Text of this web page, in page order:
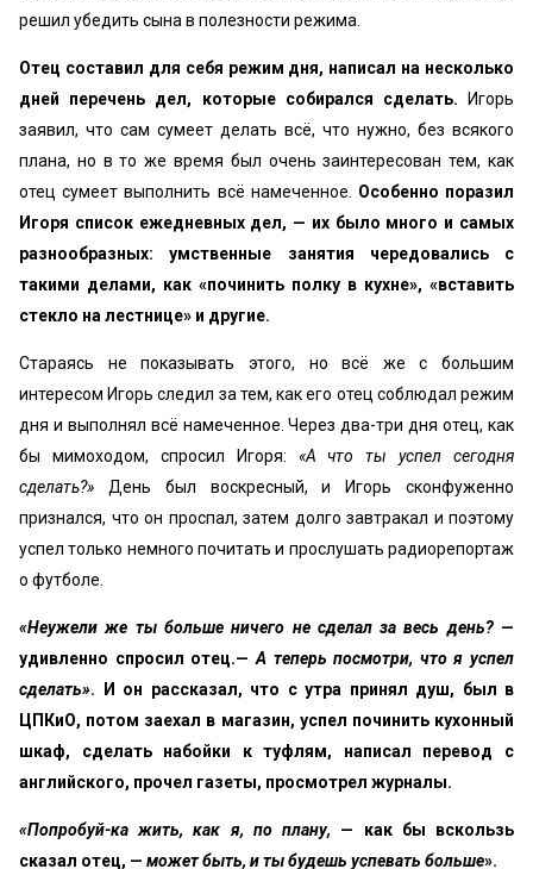
решил убедить сына в полезности режима.
Отец составил для себя режим дня, написал на несколько
дней перечень дел, которые собирался сделать. Игорь
заявил, что сам сумеет делать всё, что нужно, без всякого
плана, но в то же время был очень заинтересован тем, как
отец сумеет выполнить всё намеченное.
Осо­бенно поразил
Игоря список ежедневных дел, — их было много и самых
разнообразных: умственные занятия чередовались с
такими делами, как «починить полку в кухне», «вставить
стекло на лестнице» и другие.
Стараясь не показывать этого, но всё же с большим
интересом Игорь следил за тем, как его отец соблюдал режим
дня и выполнял всё намеченное. Через два-три дня отец, как
бы мимоходом, спросил Игоря:
«А что ты успел сегодня
сделать?» День был воскресный, и Игорь сконфуженно
признался, что он проспал, затем долго завтра­кал и поэтому
успел только немного почитать и прослу­шать радиорепортаж
о футболе.
«Неужели же ты больше ничего не сделал за весь день? —
удивленно спросил отец.— А теперь посмотри, что я успел
сделать». И он рассказал, что с утра принял душ, был в
ЦПКиО, потом заехал в магазин, успел починить кухонный
шкаф, сде­лать набойки к туфлям, написал перевод с
английского, прочел газеты, просмотрел журналы.
«Попробуй-ка жить, как я, по плану, — как бы вскользь
сказал отец, — может быть, и ты будешь успе­вать больше».